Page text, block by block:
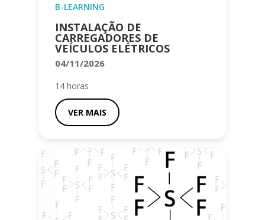
B-LEARNING
INSTALAÇÃO DE
CARREGADORES DE
VEÍCULOS ELÉTRICOS
04/11/2026
14 horas
VER MAIS